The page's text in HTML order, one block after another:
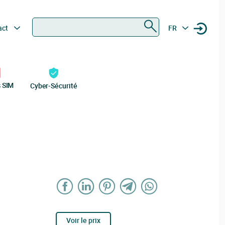
FR
Cyber-Sécurité
Voir le prix